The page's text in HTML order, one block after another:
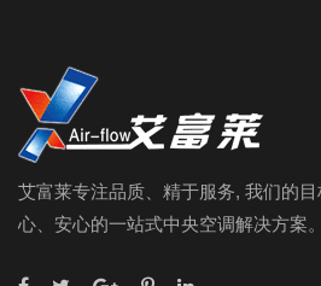
艾富莱专注品质、精于服务, 我们的
心、安心的一站式中央空调解决方案。